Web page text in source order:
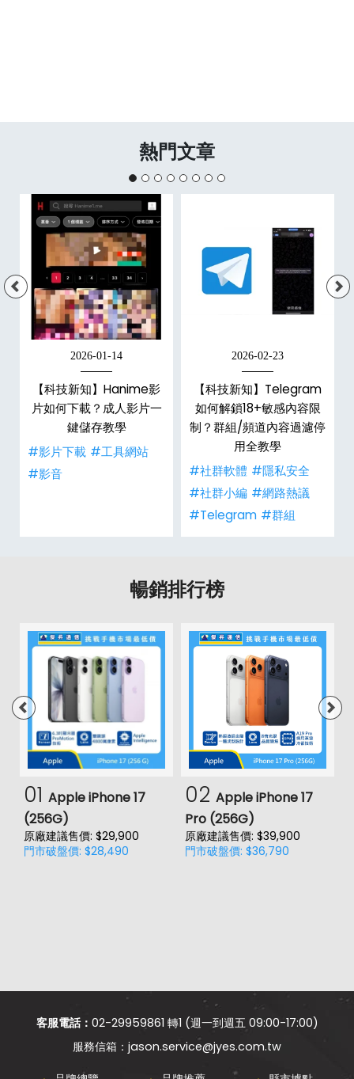
熱門文章
2026-01-14
【科技新知】Hanime影
片如何下載？成人影片一
鍵儲存教學
#影片下載 #工具網站
#影音
2026-02-23
【科技新知】Telegram
如何解鎖18+敏感內容限
制？群組/頻道內容過濾停
用全教學
#社群軟體 #隱私安全
#社群小編 #網路熱議
#Telegram #群組
暢銷排行榜
01 Apple iPhone 17
(256G)
原廠建議售價: $29,900
門市破盤價: $28,490
02 Apple iPhone 17
Pro (256G)
原廠建議售價: $39,900
門市破盤價: $36,790
客服電話： 02-29959861 轉1 (週一到週五 09:00-17:00)
jason.service@jyes.com.tw